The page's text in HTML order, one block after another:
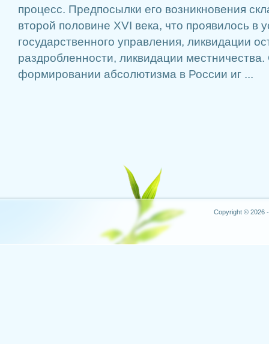
процесс. Предпосылки его возникновения
второй половине XVI века, что проявилось в
государственного управления, ликвидации
раздробленности, ликвидации
формировании абсолютизма в России иг ...
Copyright © 2026